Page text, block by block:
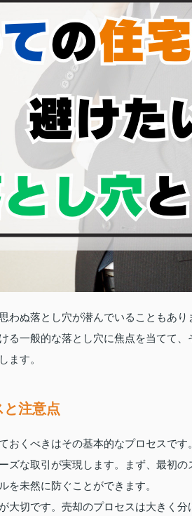
わぬ落とし穴が潜んでいることもあ
る一般的な落とし穴に焦点を当てて
ます。
注意点
おくべきはその基本的なプロセスで
ズな取引が実現します。まず、最初
を未然に防ぐことができます。
大切です。売却のプロセスは大きく